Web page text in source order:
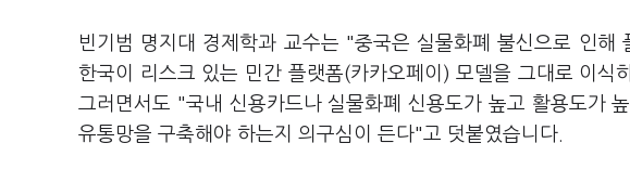
빈기범 명지대 경제학과 교수는 "중국은 실물화폐 불신으로 인
한국이 리스크 있는 민간 플랫폼(카카오페이) 모델을 그대로 이식
그러면서도 "국내 신용카드나 실물화폐 신용도가 높고 활용도가
유통망을 구축해야 하는지 의구심이 든다"고 덧붙였습니다.